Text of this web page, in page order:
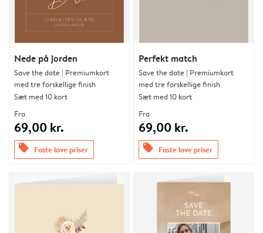
Nede på jorden
Save the date | Premiumkort
med tre forskellige finish
Sæt med 10 kort
Fra
69,00 kr.
offers Faste lave priser
Perfekt match
Save the date | Premiumkort
med tre forskellige finish
Sæt med 10 kort
Fra
69,00 kr.
offers Faste lave priser